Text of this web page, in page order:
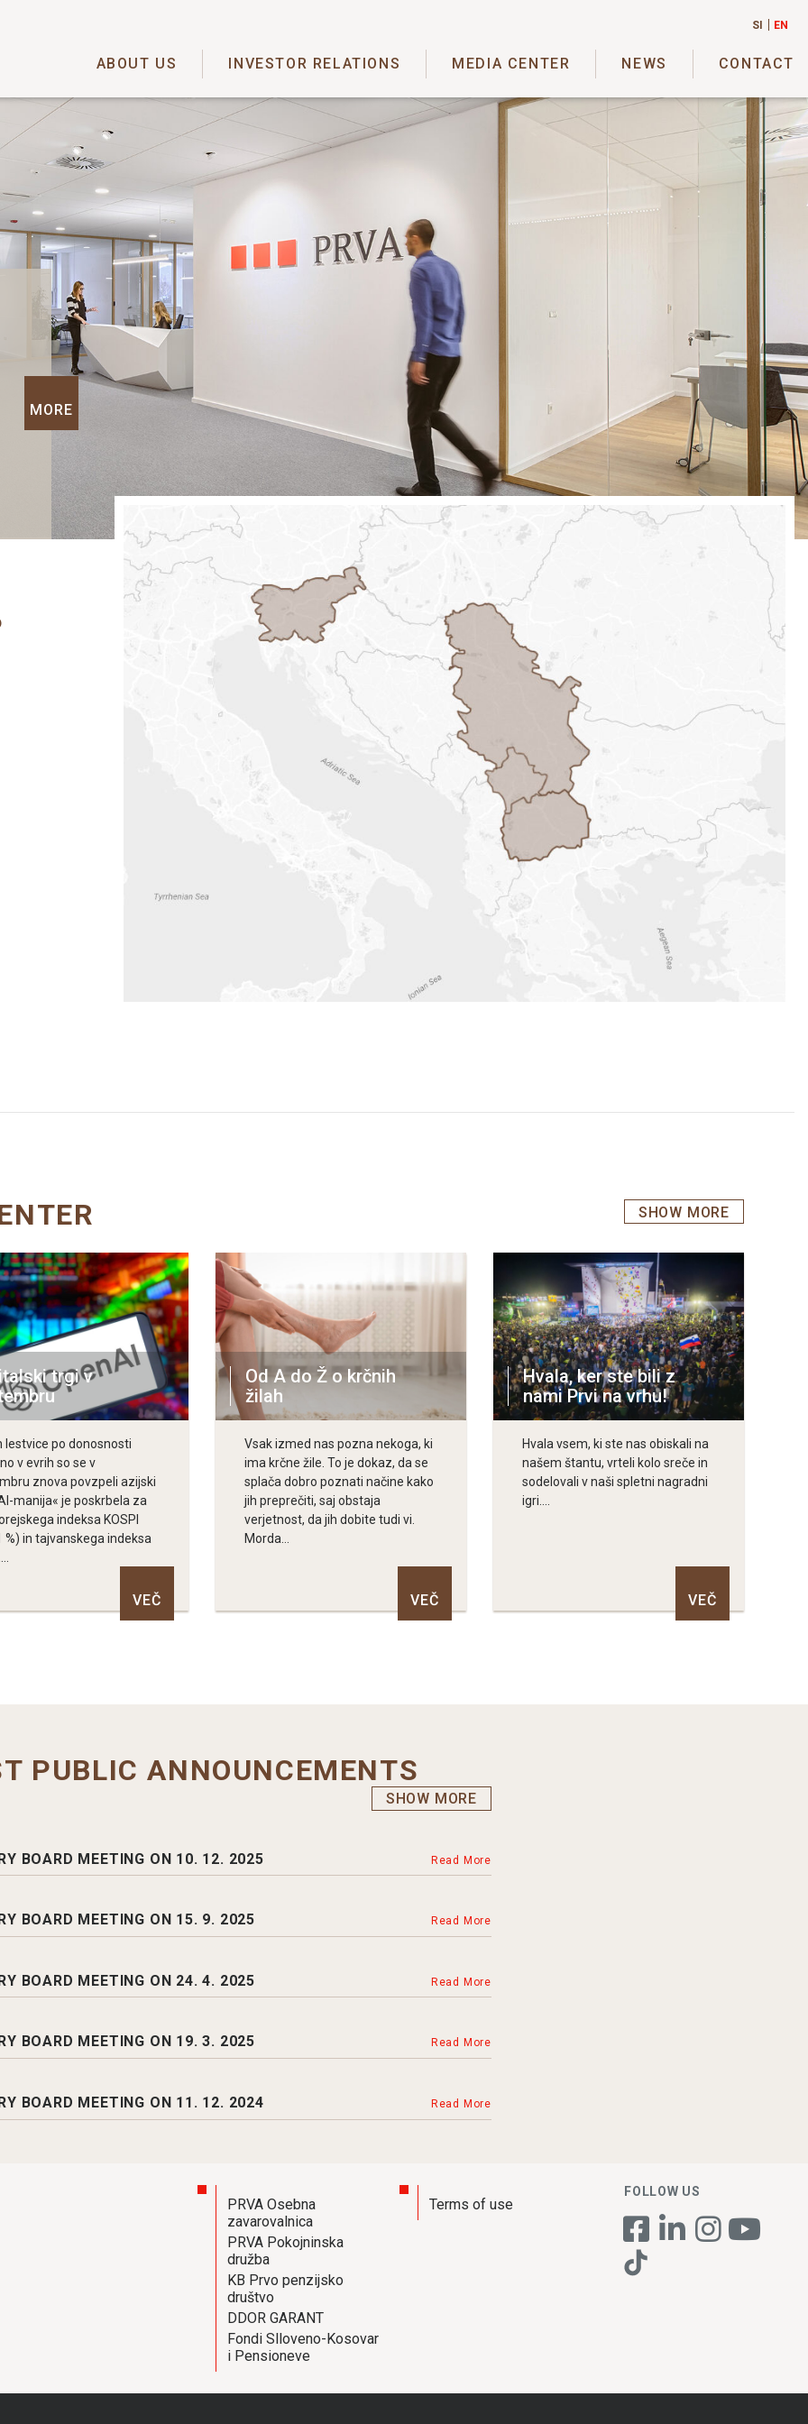
SI EN
ABOUT US INVESTOR RELATIONS MEDIA CENTER NEWS CONTACT
MORE
SHOW MORE
trgi v
lestvice po donosnosti
v evrih so se v
znova povzpeli azijski
manija« je poskrbela za
indeksa KOSPI
%) in tajvanskega indeksa
VEČ
Od A do Ž o krčnih
žilah
Vsak izmed nas pozna nekoga, ki
ima krčne žile. To je dokaz, da se
splača dobro poznati načine kako
jih preprečiti, saj obstaja
verjetnost, da jih dobite tudi vi.
Morda...
VEČ
Hvala, ker ste bili z
nami Prvi na vrhu!
Hvala vsem, ki ste nas obiskali na
našem štantu, vrteli kolo sreče in
sodelovali v naši spletni nagradni
igri....
VEČ
PUBLIC ANNOUNCEMENTS
SHOW MORE
BOARD MEETING ON 10. 12. 2025 Read More
BOARD MEETING ON 15. 9. 2025 Read More
BOARD MEETING ON 24. 4. 2025 Read More
BOARD MEETING ON 19. 3. 2025 Read More
BOARD MEETING ON 11. 12. 2024 Read More
PRVA Osebna
zavarovalnica
PRVA Pokojninska
družba
KB Prvo penzijsko
društvo
DDOR GARANT
Fondi Slloveno-Kosovar
i Pensioneve
Terms of use
FOLLOW US